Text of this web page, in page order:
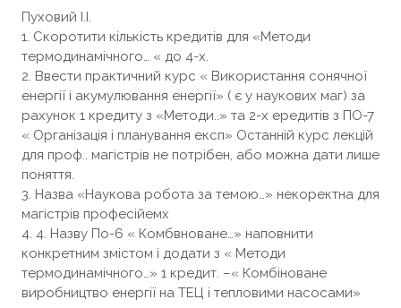
Пуховий І.І.
1. Скоротити кількість кредитів для «Методи
термодинамічного… « до 4-х.
2. Ввести практичний курс « Використання сонячної
енергії і акумулювання енергії» ( є у наукових маг) за
рахунок 1 кредиту з «Методи..» та 2-х ередитів з ПО-7
« Організація і планування експ» Останній курс лекцій
для проф.. магістрів не потрібен, або можна дати лише
поняття.
3. Назва «Наукова робота за темою…» некоректна для
магістрів професійемх
4. 4. Назву По-6 « Комбвноване…» наповнити
конкретним змістом і додати з « Методи
термодинамічного…» 1 кредит. –« Комбіноване
виробництво енергії на ТЕЦ і тепловими насосами»